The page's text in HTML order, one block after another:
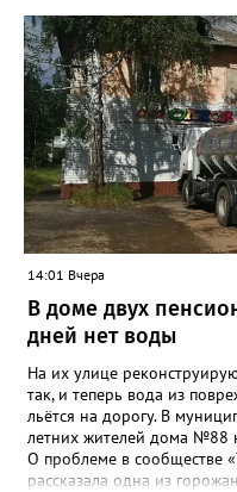
повышение
схем, исполнителю нужно
строительству и
оценив размер вложений,
бесхозных объектов и
сферы городского
«Златоуст.инфо» сообщал
вопроса была почти в три
486 рублей, а в списке
системы ливнёвок.
14:01 Вчера
В доме двух
дней нет воды
На их улице
так, и теперь вода из
льётся на дорогу. В
летних жителей дома №88
О проблеме в сообществе
рассказала одна из